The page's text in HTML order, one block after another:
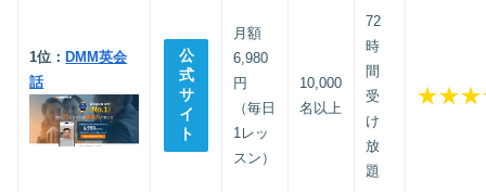
1位：DMM英会
話
公
式
サ
イ
ト
月額
6,980
円
（毎日
1レッ
スン）
10,000
名以上
72
時
間
受
け
放
題